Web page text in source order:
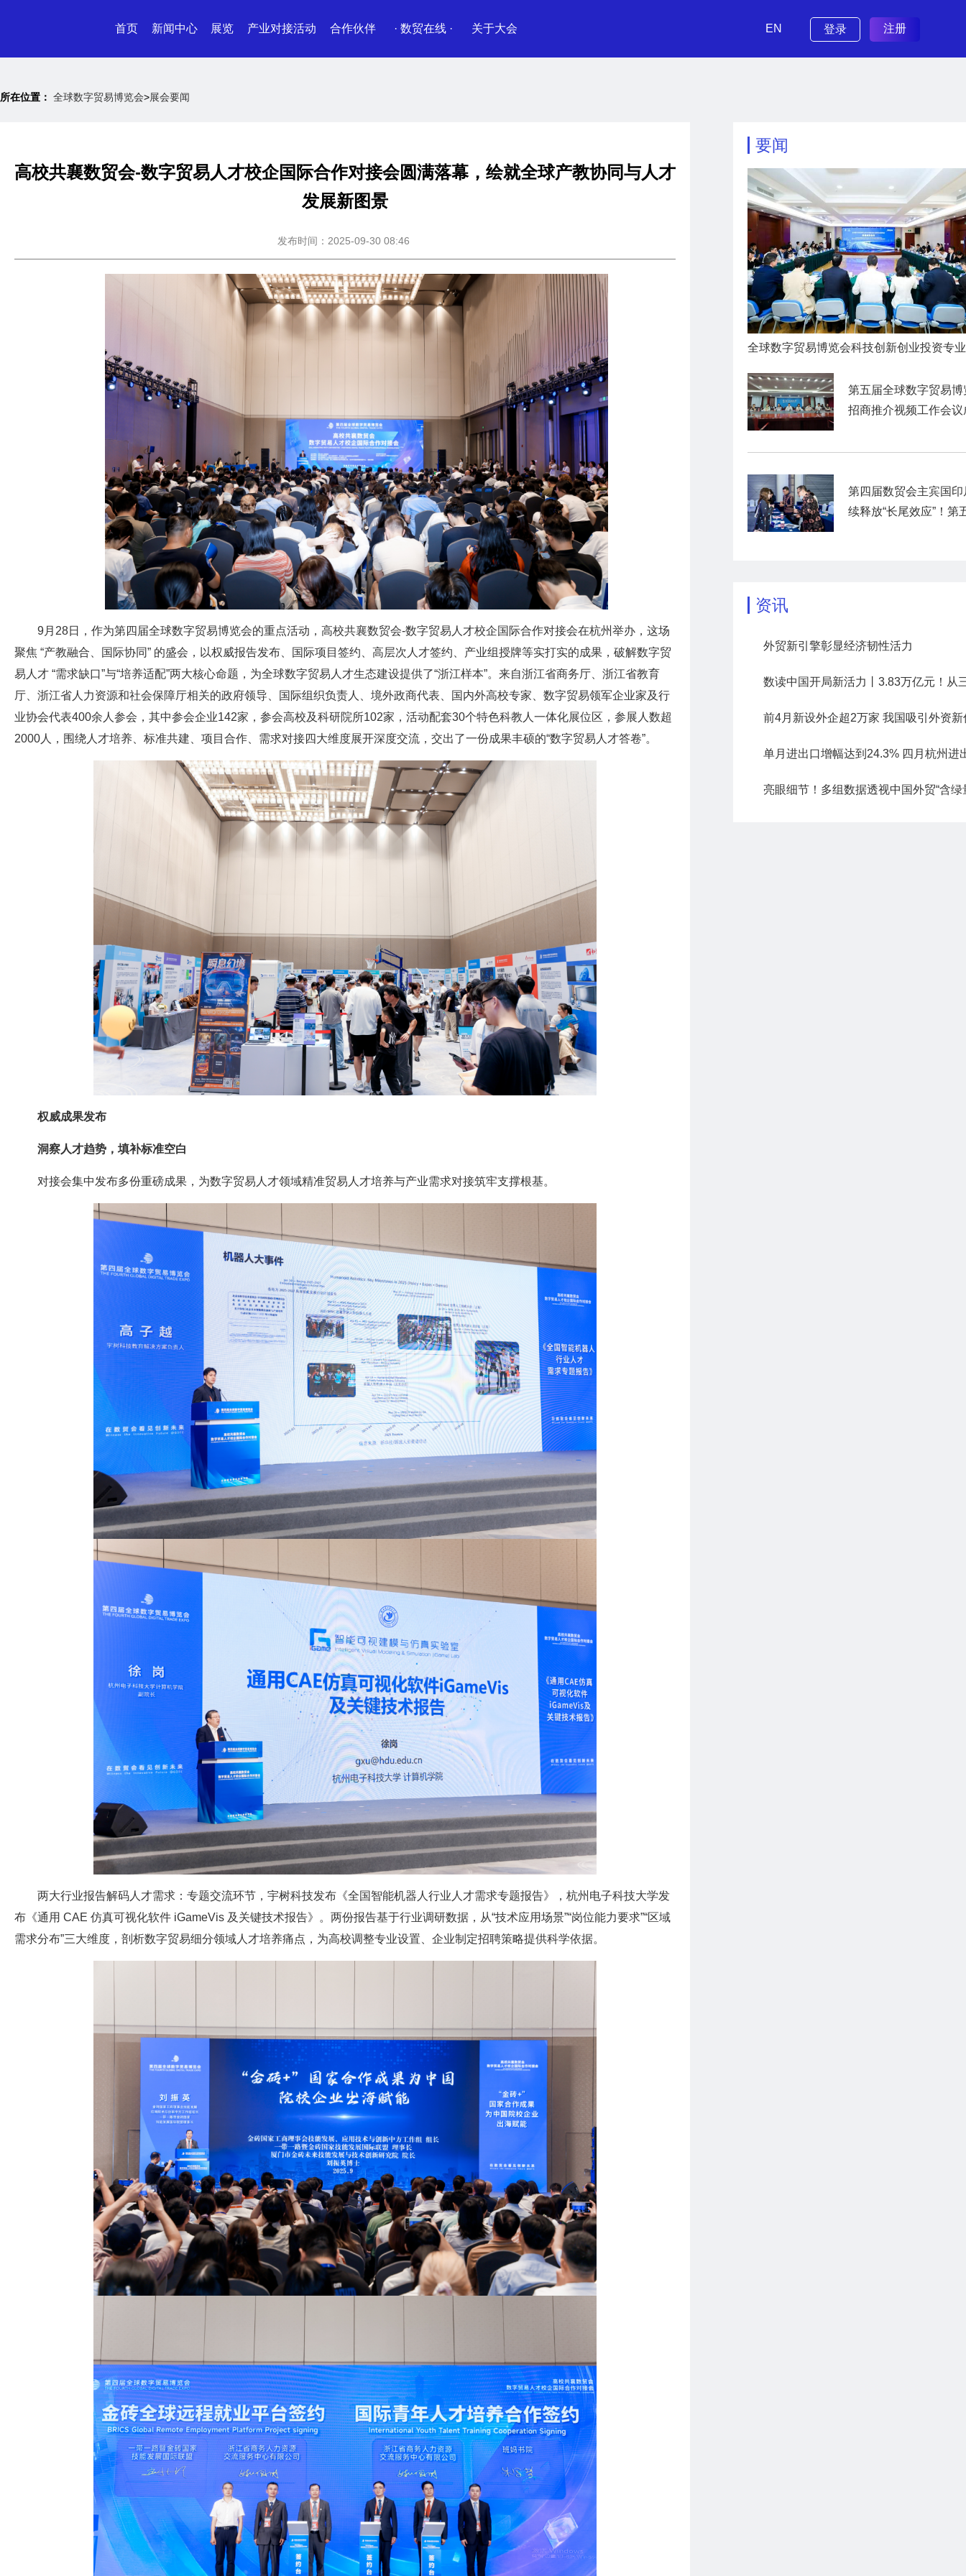
首页 新闻中心 展览 产业对接活动 合作伙伴 · 数贸在线 · 关于大会 EN 登录 注册
所在位置： 全球数字贸易博览会>展会要闻
高校共襄数贸会-数字贸易人才校企国际合作对接会圆满落幕，绘就全球产教协同与人才
发展新图景
发布时间：2025-09-30 08:46
9月28日，作为第四届全球数字贸易博览会的重点活动，高校共襄数贸会-数字贸易人才校企国际合作对接会在杭州举办，这场
聚焦 “产教融合、国际协同” 的盛会，以权威报告发布、国际项目签约、高层次人才签约、产业组授牌等实打实的成果，破解数字贸
易人才 “需求缺口”与“培养适配”两大核心命题，为全球数字贸易人才生态建设提供了“浙江样本”。来自浙江省商务厅、浙江省教育
厅、浙江省人力资源和社会保障厅相关的政府领导、国际组织负责人、境外政商代表、国内外高校专家、数字贸易领军企业家及行
业协会代表400余人参会，其中参会企业142家，参会高校及科研院所102家，活动配套30个特色科教人一体化展位区，参展人数超
2000人，围绕人才培养、标准共建、项目合作、需求对接四大维度展开深度交流，交出了一份成果丰硕的“数字贸易人才答卷”。
权威成果发布
洞察人才趋势，填补标准空白
对接会集中发布多份重磅成果，为数字贸易人才领域精准贸易人才培养与产业需求对接筑牢支撑根基。
两大行业报告解码人才需求：专题交流环节，宇树科技发布《全国智能机器人行业人才需求专题报告》，杭州电子科技大学发
布《通用 CAE 仿真可视化软件 iGameVis 及关键技术报告》。两份报告基于行业调研数据，从“技术应用场景”“岗位能力要求”“区域
需求分布”三大维度，剖析数字贸易细分领域人才培养痛点，为高校调整专业设置、企业制定招聘策略提供科学依据。
要闻
第五届全球数字贸易博
招商推介视频工作会议
第四届数贸会主宾国印
续释放“长尾效应”！第
资讯
外贸新引擎彰显经济韧性活力